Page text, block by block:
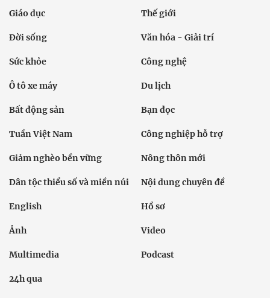
Giáo dục Thế giới
Đời sống Văn hóa - Giải trí
Sức khỏe Công nghệ
Ô tô xe máy Du lịch
Bất động sản Bạn đọc
Tuần Việt Nam Công nghiệp hỗ trợ
Giảm nghèo bền vững Nông thôn mới
Dân tộc thiểu số và miền núi Nội dung chuyên đề
English Hồ sơ
Ảnh Video
Multimedia Podcast
24h qua